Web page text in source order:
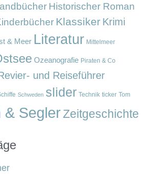
Historischer Roman
Klassiker Krimi
& Meer Literatur Mittelmeer
Ozeanografie Piraten & Co
und Reiseführer
Schweden slider Technik ticker Tom
& SeglerZeitgeschichte